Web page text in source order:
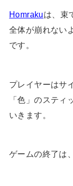
Homrakuは、束
全体が崩れない
です。
プレイヤーはサ
「色」のステ
いきます。
ゲームの終了は